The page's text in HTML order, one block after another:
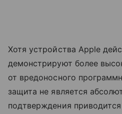
Хотя устройства Apple
демонстрируют более
от вредоносного
защита не является
подтверждения приводится